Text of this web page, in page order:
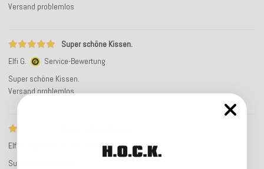
Versand problemlos
Super schöne Kissen.
Elfi G.
Service-Bewertung
Super schöne Kissen.
Versand problemlos
Elfi G.
Service-Bewertung
Super schöne Kissen.